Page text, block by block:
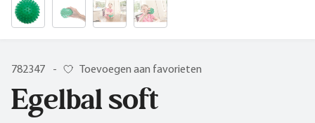
782347 - Toevoegen aan favorieten
Egelbal soft